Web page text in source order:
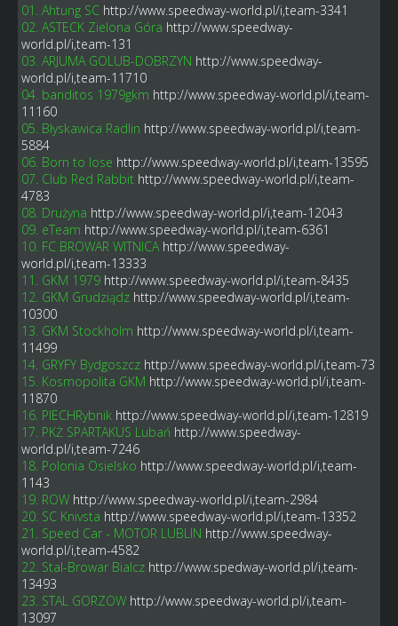
01. Ahtung SC http://www.speedway-world.pl/i,team-3341
02. ASTECK Zielona Góra http://www.speedway-
world.pl/i,team-131
03. ARJUMA GOLUB-DOBRZYN http://www.speedway-
world.pl/i,team-11710
04. banditos 1979gkm http://www.speedway-world.pl/i,team-
11160
05. Błyskawica Radlin http://www.speedway-world.pl/i,team-
5884
06. Born to lose http://www.speedway-world.pl/i,team-13595
07. Club Red Rabbit http://www.speedway-world.pl/i,team-
4783
08. Drużyna http://www.speedway-world.pl/i,team-12043
09. eTeam http://www.speedway-world.pl/i,team-6361
10. FC BROWAR WITNICA http://www.speedway-
world.pl/i,team-13333
11. GKM 1979 http://www.speedway-world.pl/i,team-8435
12. GKM Grudziądz http://www.speedway-world.pl/i,team-
10300
13. GKM Stockholm http://www.speedway-world.pl/i,team-
11499
14. GRYFY Bydgoszcz http://www.speedway-world.pl/i,team-73
15. Kosmopolita GKM http://www.speedway-world.pl/i,team-
11870
16. PIECHRybnik http://www.speedway-world.pl/i,team-12819
17. PKŻ SPARTAKUS Lubań http://www.speedway-
world.pl/i,team-7246
18. Polonia Osielsko http://www.speedway-world.pl/i,team-
1143
19. ROW http://www.speedway-world.pl/i,team-2984
20. SC Knivsta http://www.speedway-world.pl/i,team-13352
21. Speed Car - MOTOR LUBLIN http://www.speedway-
world.pl/i,team-4582
22. Stal-Browar Bialcz http://www.spedway-world.pl/i,team-
13493
23. STAL GORZOW http://www.speedway-world.pl/i,team-
13097